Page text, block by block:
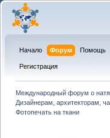
Начало Форум Помощь
Регистрация
Международный форум о
Дизайнерам, архитекторам,
Фотопечать на ткани